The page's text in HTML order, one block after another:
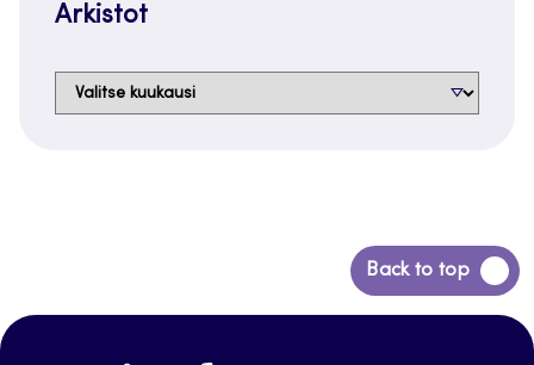
Arkistot
Arkistot
Back to top
Siirry
takaisin